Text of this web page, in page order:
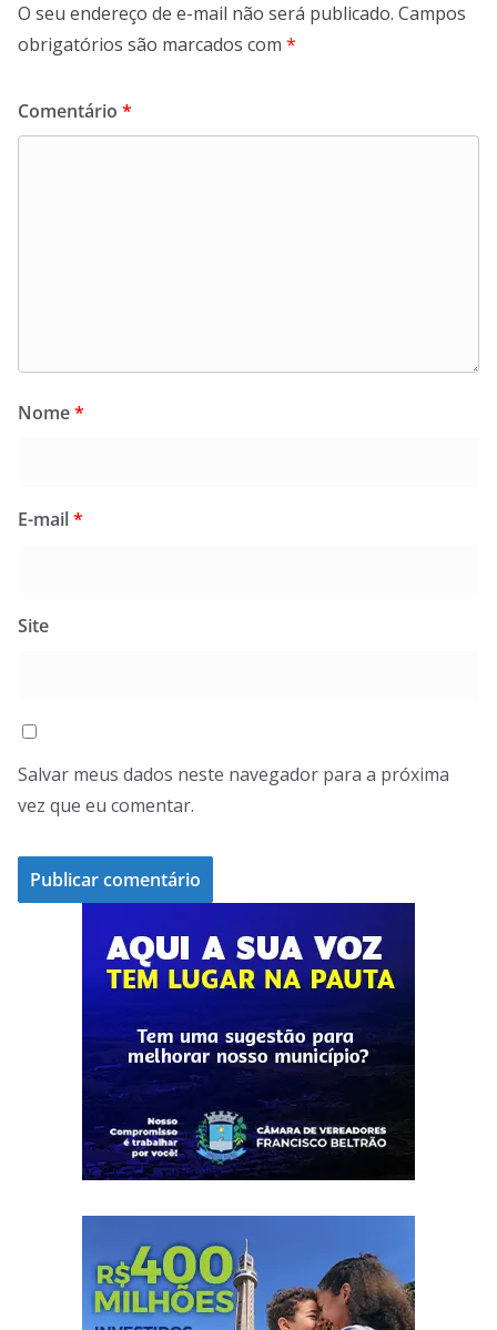
O seu endereço de e-mail não será publicado. Campos
obrigatórios são marcados com *
Comentário *
Nome*
E-mail*
Site
Salvar meus dados neste navegador para a próxima
vez que eu comentar.